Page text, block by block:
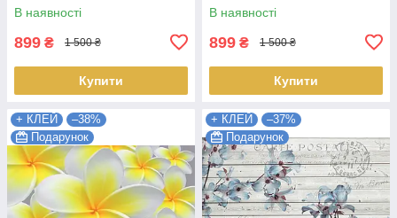
В наявності
899 ₴ 1 500 ₴
Купити
В наявності
899 ₴ 1 500 ₴
Купити
+ КЛЕЙ
–38%
Подарунок
+ КЛЕЙ
–37%
Подарунок